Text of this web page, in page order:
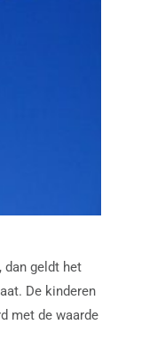
dan geldt het
De kinderen
met de waarde